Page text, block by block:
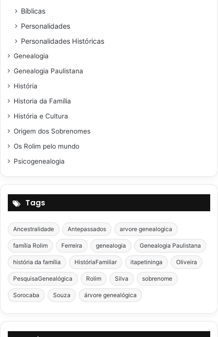
Bíblicas
Personalidades
Personalidades Históricas
Genealogia
Genealogia Paulistana
História
Historia da Família
História e Cultura
Origem dos Sobrenomes
Os Rolim pelo mundo
Psicogenealogia
Tags
Ancestralidade Antepassados arvore genealogica
família Rolim Ferreira genealogia Genealogia Paulistana
história da família HistóriaFamiliar itapetininga Oliveira
PesquisaGenealógica Rolim Silva sobrenome
Sorocaba Souza árvore genealógica